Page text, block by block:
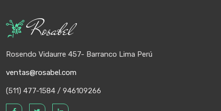
Rosabel
Rosendo Vidaurre 457- Barranco Lima Perú
ventas@rosabel.com
(511) 477-1584 / 946109266